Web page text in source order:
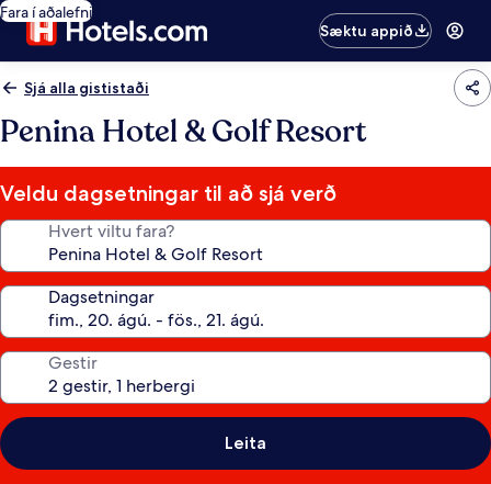
Fara í aðalefni
Sæktu appið
Sjá alla gististaði
Penina Hotel & Golf Resort
Veldu dagsetningar til að sjá verð
Hvert viltu fara?
Dagsetningar
Gestir
Leita